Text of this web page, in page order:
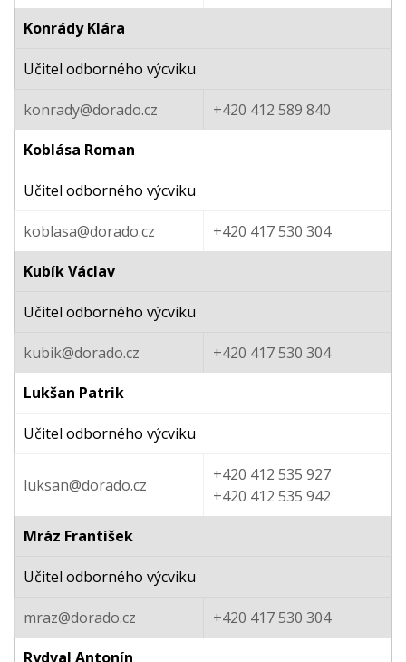
Konrády Klára
Učitel odborného výcviku
konrady@dorado.cz
+420 412 589 840
Koblása Roman
Učitel odborného výcviku
koblasa@dorado.cz
+420 417 530 304
Kubík Václav
Učitel odborného výcviku
kubik@dorado.cz
+420 417 530 304
Lukšan Patrik
Učitel odborného výcviku
luksan@dorado.cz
+420 412 535 927
+420 412 535 942
Mráz František
Učitel odborného výcviku
mraz@dorado.cz
+420 417 530 304
Rydval Antonín